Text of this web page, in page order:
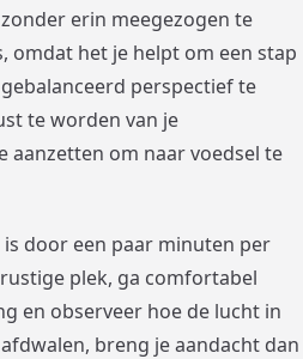
erin meegezogen te
omdat het je helpt om een stap
perspectief te
te worden van je
aanzetten om naar voedsel te
door een paar minuten per
plek, ga comfortabel
en observeer hoe de lucht in
breng je aandacht dan